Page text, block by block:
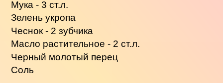
Мука - 3 ст.л.
Зелень укропа
Чеснок - 2 зубчика
Масло растительное - 2 ст.л.
Черный молотый перец
Соль